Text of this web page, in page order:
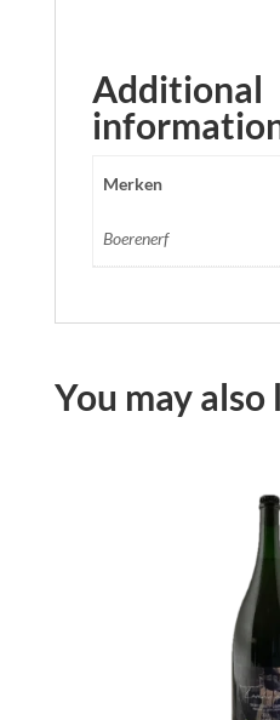
Additional
Merken
Boerenerf
You may